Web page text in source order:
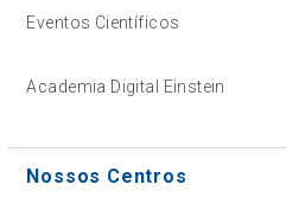
Eventos Científicos
Academia Digital Einstein
Nossos Centros